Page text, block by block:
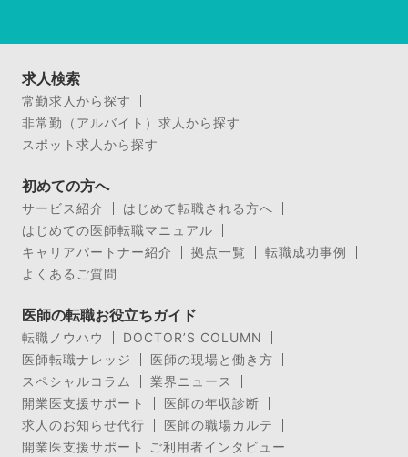
求人検索
常勤求人から探す
非常勤（アルバイト）求人から探す
スポット求人から探す
初めての方へ
サービス紹介
はじめて転職される方へ
はじめての医師転職マニュアル
キャリアパートナー紹介
拠点一覧
転職成功事例
よくあるご質問
医師の転職お役立ちガイド
転職ノウハウ
DOCTOR’S COLUMN
医師転職ナレッジ
医師の現場と働き方
スペシャルコラム
業界ニュース
開業医支援サポート
医師の年収診断
求人のお知らせ代行
医師の職場カルテ
開業医支援サポート ご利用者インタビュー